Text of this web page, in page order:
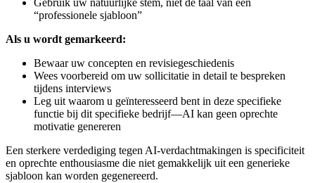
Gebruik uw natuurlijke stem, niet de taal van een
“professionele sjabloon”
Als u wordt gemarkeerd:
Bewaar uw concepten en revisiegeschiedenis
Wees voorbereid om uw sollicitatie in detail te bespreken
tijdens interviews
Leg uit waarom u geïnteresseerd bent in deze specifieke
functie bij dit specifieke bedrijf—AI kan geen oprechte
motivatie genereren
Een sterkere verdediging tegen AI-verdachtmakingen is specificiteit
en oprechte enthousiasme die niet gemakkelijk uit een generieke
sjabloon kan worden gegenereerd.